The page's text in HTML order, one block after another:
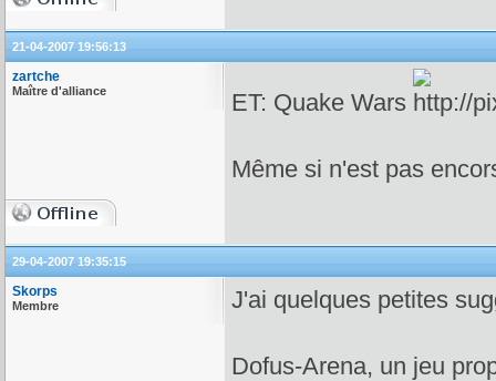
21-04-2007 19:56:13
zartche
Maître d'alliance ET: Quake Wars
Même si n'est pas
29-04-2007 19:35:15
Skorps
Membre J'ai quelques petites
Dofus-Arena, un jeu